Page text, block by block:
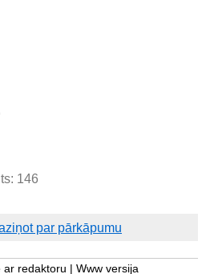
146
par pārkāpumu
ar redaktoru Www versija